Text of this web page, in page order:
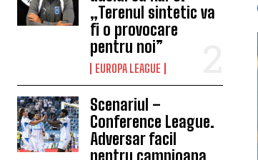
„Terenul sintetic va
fi o provocare
pentru noi”
EUROPA LEAGUE
Scenariul –
Conference League.
Adversar facil